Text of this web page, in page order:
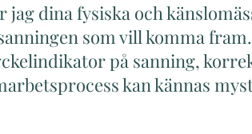
jag dina fysiska och
som vill komma fram.
på sanning,
kan kännas